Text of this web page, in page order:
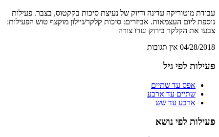
עבודת מוטוריקה עדינה ודיוק של נעיצת סיכות בקקטוס, בצבר. פעילות
נוספת ליום העצמאות. אביזרים: סיכות קלקר/ניילון מוקצף טוש הפעילות:
צבעו את הקלקר בירוק וגזרו צורה
04/28/2018 אין תגובות
פעילות לפי גיל
אפס עד שתיים
שתיים עד ארבע
ארבע עד שש
פעילות לפי נושא